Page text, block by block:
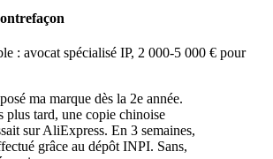
: avocat spécialisé IP, 2 000-5 000 € pour
ma marque dès la 2e année.
plus tard, une copie chinoise
sur AliExpress. En 3 semaines,
grâce au dépôt INPI. Sans,